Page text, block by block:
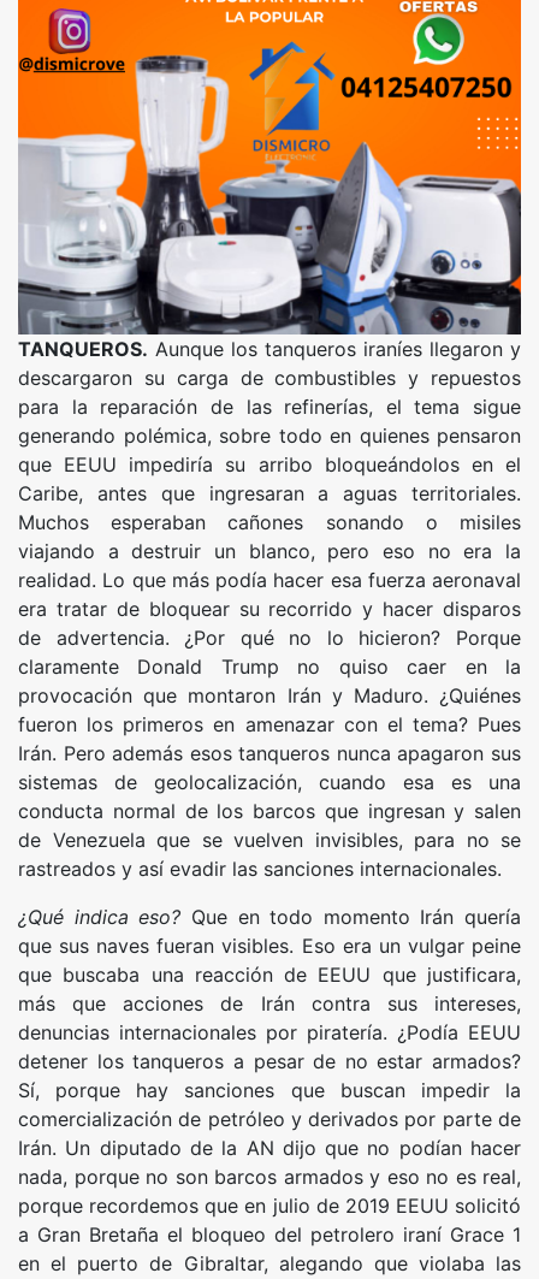
TANQUEROS. Aunque los tanqueros iraníes llegaron y
descargaron su carga de combustibles y repuestos
para la reparación de las refinerías, el tema sigue
generando polémica, sobre todo en quienes pensaron
que EEUU impediría su arribo bloqueándolos en el
Caribe, antes que ingresaran a aguas territoriales.
Muchos esperaban cañones sonando o misiles
viajando a destruir un blanco, pero eso no era la
realidad. Lo que más podía hacer esa fuerza aeronaval
era tratar de bloquear su recorrido y hacer disparos
de advertencia. ¿Por qué no lo hicieron? Porque
claramente Donald Trump no quiso caer en la
provocación que montaron Irán y Maduro. ¿Quiénes
fueron los primeros en amenazar con el tema? Pues
Irán. Pero además esos tanqueros nunca apagaron sus
sistemas de geolocalización, cuando esa es una
conducta normal de los barcos que ingresan y salen
de Venezuela que se vuelven invisibles, para no se
rastreados y así evadir las sanciones internacionales.
¿Qué indica eso? Que en todo momento Irán quería
que sus naves fueran visibles. Eso era un vulgar peine
que buscaba una reacción de EEUU que justificara,
más que acciones de Irán contra sus intereses,
denuncias internacionales por piratería. ¿Podía EEUU
detener los tanqueros a pesar de no estar armados?
Sí, porque hay sanciones que buscan impedir la
comercialización de petróleo y derivados por parte de
Irán. Un diputado de la AN dijo que no podían hacer
nada, porque no son barcos armados y eso no es real,
porque recordemos que en julio de 2019 EEUU solicitó
a Gran Bretaña el bloqueo del petrolero iraní Grace 1
en el puerto de Gibraltar, alegando que violaba las